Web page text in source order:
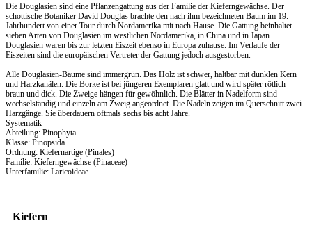
Die Douglasien sind eine Pflanzengattung aus der Familie der Kieferngewächse. Der
schottische Botaniker David Douglas brachte den nach ihm bezeichneten Baum im 19.
Jahrhundert von einer Tour durch Nordamerika mit nach Hause. Die Gattung beinhaltet
sieben Arten von Douglasien im westlichen Nordamerika, in China und in Japan.
Douglasien waren bis zur letzten Eiszeit ebenso in Europa zuhause. Im Verlaufe der
Eiszeiten sind die europäischen Vertreter der Gattung jedoch ausgestorben.
Alle Douglasien-Bäume sind immergrün. Das Holz ist schwer, haltbar mit dunklen Kern
und Harzkanälen. Die Borke ist bei jüngeren Exemplaren glatt und wird später rötlich-
braun und dick. Die Zweige hängen für gewöhnlich. Die Blätter in Nadelform sind
wechselständig und einzeln am Zweig angeordnet. Die Nadeln zeigen im Querschnitt zwei
Harzgänge. Sie überdauern oftmals sechs bis acht Jahre.
Systematik
Abteilung: Pinophyta
Klasse: Pinopsida
Ordnung: Kiefernartige (Pinales)
Familie: Kieferngewächse (Pinaceae)
Unterfamilie: Laricoideae
Kiefern